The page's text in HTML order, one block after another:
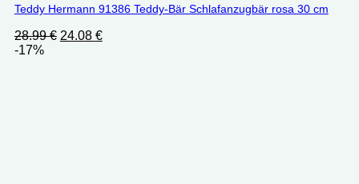
Teddy Hermann 91386 Teddy-Bär Schlafanzugbär rosa 30 cm
28.99€ Ursprünglicher
24.08 €Aktueller
-17%